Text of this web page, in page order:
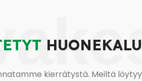
kierrätystä. Meiltä